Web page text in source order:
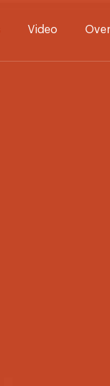
Video